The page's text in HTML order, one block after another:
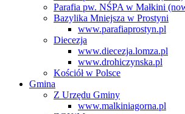
Parafia pw. NŚPA w Małkini
Bazylika Mniejsza w Prostyni
www.parafiaprostyn.pl
Diecezja
www.diecezja.lomza.pl
www.drohiczynska.pl
Kościół w Polsce
Gmina
Z Urzędu Gminy
www.malkiniagorna.pl